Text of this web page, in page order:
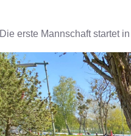
Die erste Mannschaft startet